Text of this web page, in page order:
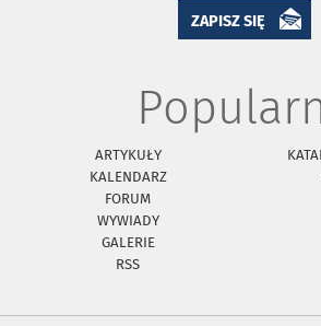
ZAPISZ SIĘ
ARTYKUŁY
KALENDARZ
FORUM
WYWIADY
GALERIE
RSS